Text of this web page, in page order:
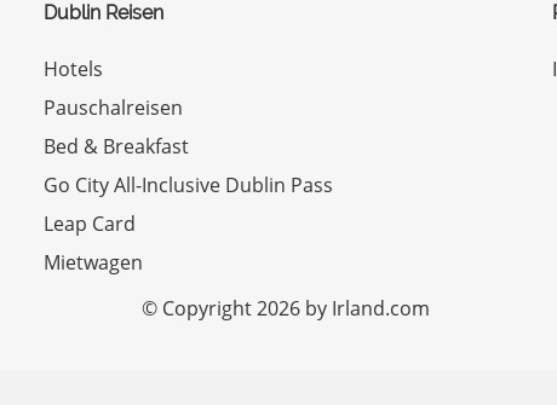
Dublin Reisen
Hotels
Pauschalreisen
Bed & Breakfast
Go City All-Inclusive Dublin Pass
Leap Card
Mietwagen
© Copyright 2026 by Irland.com